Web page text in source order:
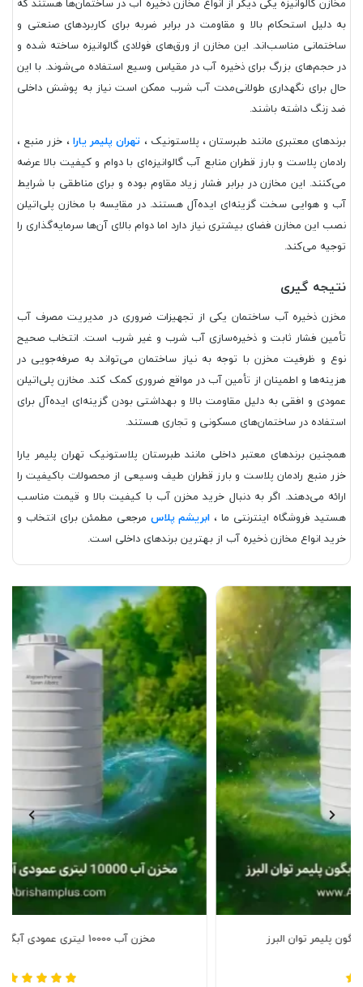
به دلیل استحکام بالا و مقاومت در برابر ضربه برای کاربردهای صنعتی و
ساختمانی مناسب‌اند. این مخازن از ورق‌های فولادی گالوانیزه ساخته شده و
در حجم‌های بزرگ برای ذخیره آب در مقیاس وسیع استفاده می‌شوند. با این
حال برای نگهداری طولانی‌مدت آب شرب ممکن است نیاز به پوشش داخلی
ضد زنگ داشته باشند.
برندهای معتبری مانند طبرستان ، پلاستونیک ، تهران پلیمر یارا، خزر منبع ،
رادمان پلاست و بارز قطران منابع آب گالوانیزه‌ای با دوام و کیفیت بالا عرضه
می‌کنند. این مخازن در برابر فشار زیاد مقاوم بوده و برای مناطقی با شرایط
آب و هوایی سخت گزینه‌ای ایده‌آل هستند. در مقایسه با مخازن پلی‌اتیلن
نصب این مخازن فضای بیشتری نیاز دارد اما دوام بالای آن‌ها سرمایه‌گذاری را
توجیه می‌کند.
نتیجه گیری
مخزن ذخیره آب ساختمان یکی از تجهیزات ضروری در مدیریت مصرف آب
تأمین فشار ثابت و ذخیره‌سازی آب شرب و غیر شرب است. انتخاب صحیح
نوع و ظرفیت مخزن با توجه به نیاز ساختمان می‌تواند به صرفه‌جویی در
هزینه‌ها و اطمینان از تأمین آب در مواقع ضروری کمک کند. مخازن پلی‌اتیلن
عمودی و افقی به دلیل مقاومت بالا و بهداشتی بودن گزینه‌ای ایده‌آل برای
استفاده در ساختمان‌های مسکونی و تجاری هستند.
همچنین برندهای معتبر داخلی مانند طبرستان پلاستونیک تهران پلیمر یارا
خزر منبع رادمان پلاست و بارز قطران طیف وسیعی از محصولات باکیفیت را
ارائه می‌دهند. اگر به دنبال خرید مخزن آب با کیفیت بالا و قیمت مناسب
هستید فروشگاه اینترنتی ما ، ابریشم پلاس مرجعی مطمئن برای انتخاب و
خرید انواع مخازن ذخیره آب از بهترین برندهای داخلی است.
مخزن آب 10000 لیتری عمودی آبگون پلیمر توان البرز